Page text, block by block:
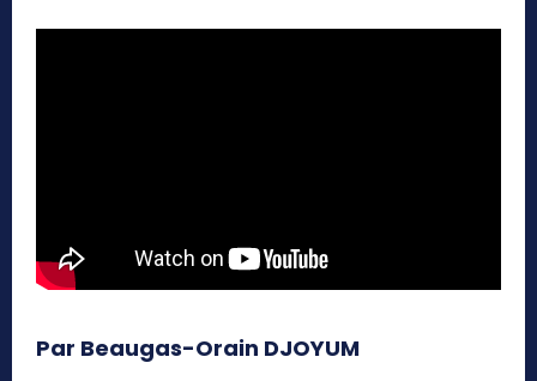
Par Beaugas-Orain DJOYUM